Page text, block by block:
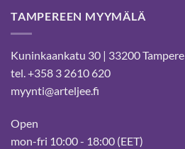
TAMPEREEN MYYMÄLÄ
Kuninkaankatu 30 | 33200 Tampere
tel. +358 3 2610 620
myynti@arteljee.fi
Open
mon-fri 10:00 - 18:00 (EET)